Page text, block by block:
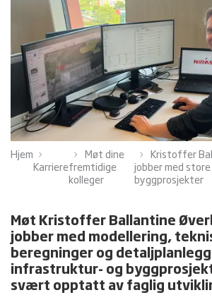
Hjem
Karriere
Møt dine
fremtidige
kolleger
Kristoffer
jobber med
byggprosjekter
Møt Kristoffer Ballantine
jobber med modellering,
beregninger og
infrastruktur- og
svært opptatt av faglig